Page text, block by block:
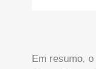
Em resumo, o